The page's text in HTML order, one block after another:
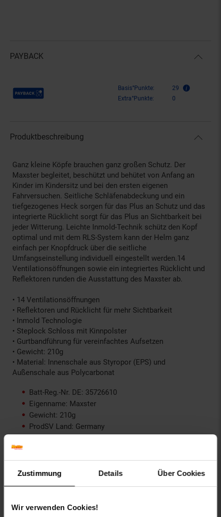
Zustimmung Details Über Cookies
Wir verwenden Cookies!
PAYBACK
Payback Punkte Basis°Punkte:
29
Extra°Punkte:
0
Produktbeschreibung
Ganz kleine Köpfe brauchen ganz großen Schutz. Der
Maxster begleitet, beschützt und behütet von Anfang an
Kinder im Kindersitz und bei den ersten eigenen
Fahrversuchen. Seitliche Schläfenabdeckung und ein
tiefgezogenes Heck sorgen für das Plus an Schutz und das
integrierte Rücklicht sorgt für das Plus an Sichtbarkeit bei
jeder Witterung. Leichte Inmold-Technik schütz den Kopf
optimal und mit dem RLS-System kann der Helm ganz
einfach per Knopfdruck über die seitliche
Umfangseinstellung individuell eingestellt werden.14
Ventilationsöffnungen sowie ein integriertes Rücklicht und
Reflektoren runden die Ausstattung des Maxster ab.
• 14 Ventilationsöffnungen
• Reflektoren und Rücklicht für mehr Sichtbarkeit
• Inmold Technologie
• Steplock Schloss mit Kinnpolster
• Gurtbandführung für vereinfachtes Aufsetzen
• Gewicht: 210g
• Material: Innenschale aus Styropor (EPS) und
Außenschale aus Polycarbonat
Batt-Reg.-Nr. DE: 35726610
Eigenname: Maxster
Gewicht: 210g
ProdSV Land: Germany
ProdSV Ort: Rudersberg
ProdSV Straße: Dr.-Hockertz-Straße
Rudersberg, Germany